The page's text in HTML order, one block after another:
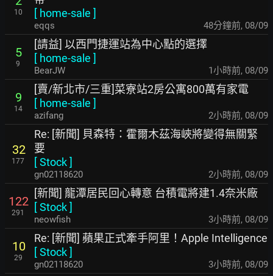
10
[ home-sale ]
eqqs 48分鐘前, 08/09
5
9
[請益] 以西門捷運站為中心點的選擇
[ home-sale ]
BearJW 1小時前, 08/09
9
14
[賣/新北市/三重]菜寮站2房公寓800萬有家電
[ home-sale ]
azifang 2小時前, 08/09
32
177
Re: [新聞] 貝森特：霍爾木茲海峽將變得無關緊
要
[Stock]
gn02118620 2小時前, 08/09
122
291
[新聞] 龍潭居民回心轉意 台積電將建1.4奈米廠
[Stock]
neowfish 3小時前, 08/09
10
29
Re: [新聞] 蘋果正式牽手阿里！Apple Intelligence
[Stock]
gn02118620 3小時前, 08/09